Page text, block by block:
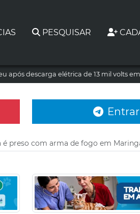
PESQUISAR
após descarga elétrica de 13 mil volts
preso com arma de fogo em